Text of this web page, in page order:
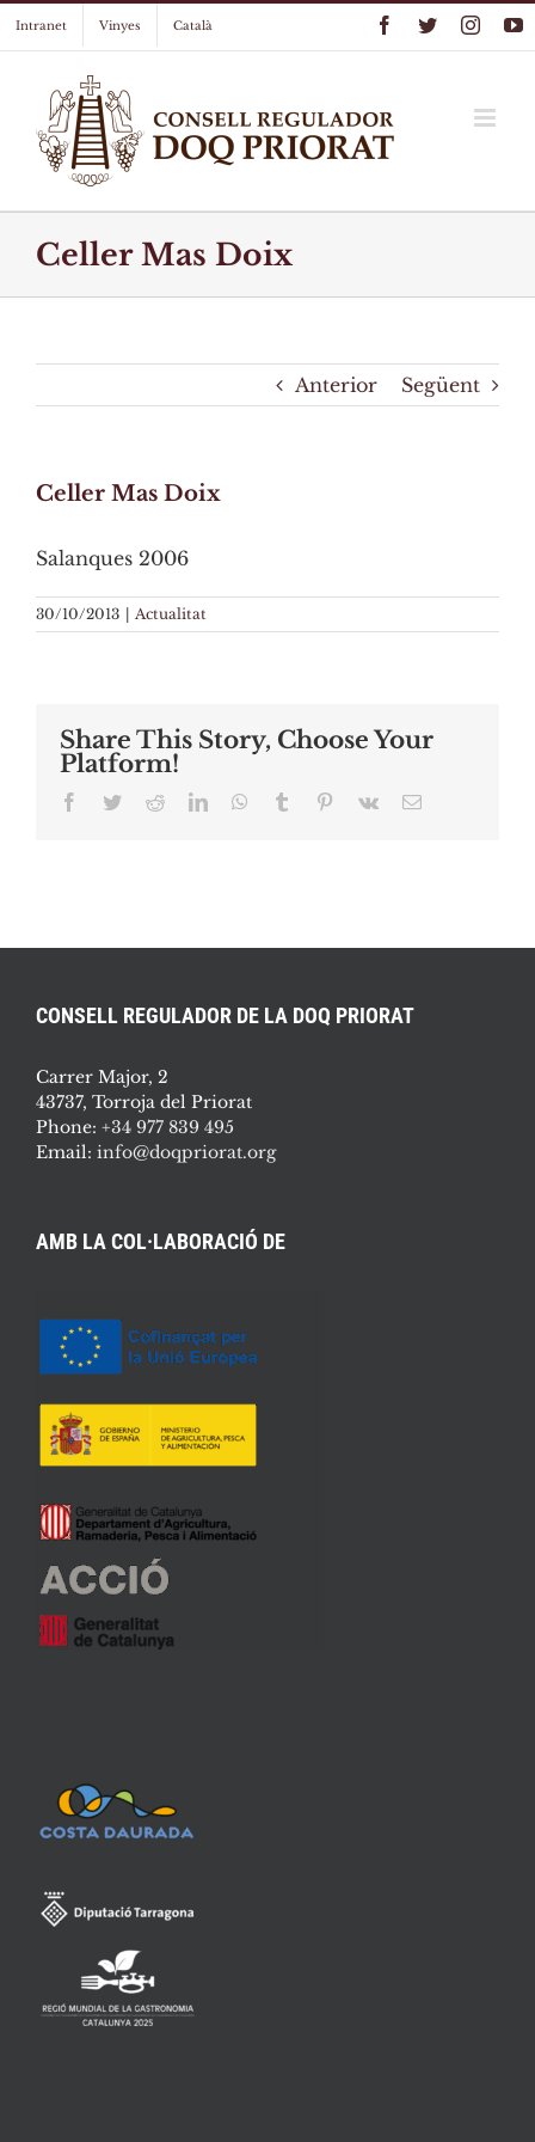
Intranet Vinyes Català Facebook
Twitter
Celler Mas Doix
Anterior Següent
Celler Mas Doix
Salanques 2006
30/10/2013 | Actualitat
Share This Story, Choose Your
Platform!
Facebook
TwitterRedditLinkedInWhatsApp
Tumblr Pinterest
Vk Email:
CONSELL REGULADOR DE LA DOQ PRIORAT
Carrer Major, 2
43737, Torroja del Priorat
Phone: +34 977 839 495
Email: info@doqpriorat.org
AMB LA COL·LABORACIÓ DE